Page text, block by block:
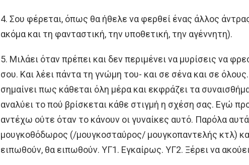
4. Σου φέρεται, όπως θα ήθελε να φερθεί ένας άλλος
ακόμα και τη φανταστική, την υποθετική, την αγέννητη).
5. Μιλάει όταν πρέπει και δεν περιμένει να μυρίσεις να
σου. Και λέει πάντα τη γνώμη του- και σε σένα και σε
σημαίνει πως κάθεται όλη μέρα και εκφράζει τα
αναλύει το πού βρίσκεται κάθε στιγμή η σχέση σας. Εγώ
αντέχω ούτε όταν το κάνουν οι γυναίκες αυτό. Παρόλα
μουγκοθόδωρος (/μουγκοσταύρος/ μουγκοπαντελής κτλ)
ειπωθούν, θα ειπωθούν. ΥΓ1. Εγκαίρως. ΥΓ2. Ξέρει να